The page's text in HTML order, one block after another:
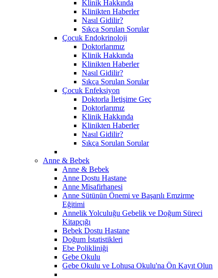
Klinik Hakkında
Klinikten Haberler
Nasıl Gidilir?
Sıkça Sorulan Sorular
Çocuk Endokrinoloji
Doktorlarımız
Klinik Hakkında
Klinikten Haberler
Nasıl Gidilir?
Sıkça Sorulan Sorular
Çocuk Enfeksiyon
Doktorla İletişime Geç
Doktorlarımız
Klinik Hakkında
Klinikten Haberler
Nasıl Gidilir?
Sıkça Sorulan Sorular
Anne & Bebek
Anne & Bebek
Anne Dostu Hastane
Anne Misafirhanesi
Anne Sütünün Önemi ve Başarılı Emzirme
Eğitimi
Annelik Yolculuğu Gebelik ve Doğum Süreci
Kitapçığı
Bebek Dostu Hastane
Doğum İstatistikleri
Ebe Polikliniği
Gebe Okulu
Gebe Okulu ve Lohusa Okulu'na Ön Kayıt Olun